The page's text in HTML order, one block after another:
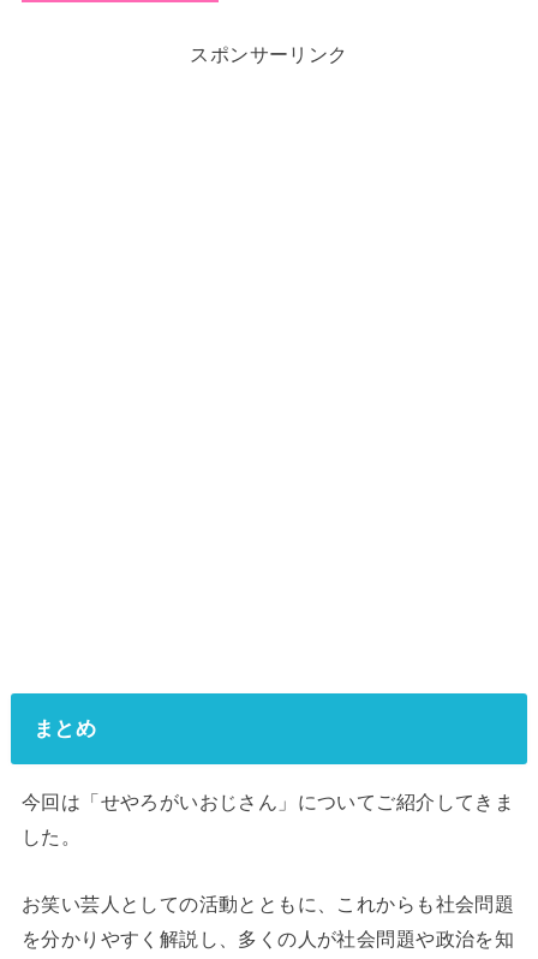
スポンサーリンク
まとめ
今回は「せやろがいおじさん」についてご紹介してきま
した。
お笑い芸人としての活動とともに、これからも社会問題
を分かりやすく解説し、多くの人が社会問題や政治を知